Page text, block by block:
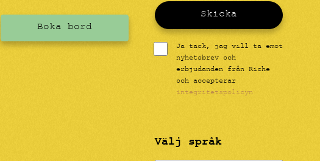
Boka bord
Skicka
Ja tack, jag vill ta emot
nyhetsbrev och
erbjudanden från Riche
och accepterar
integritetspolicyn
Välj språk